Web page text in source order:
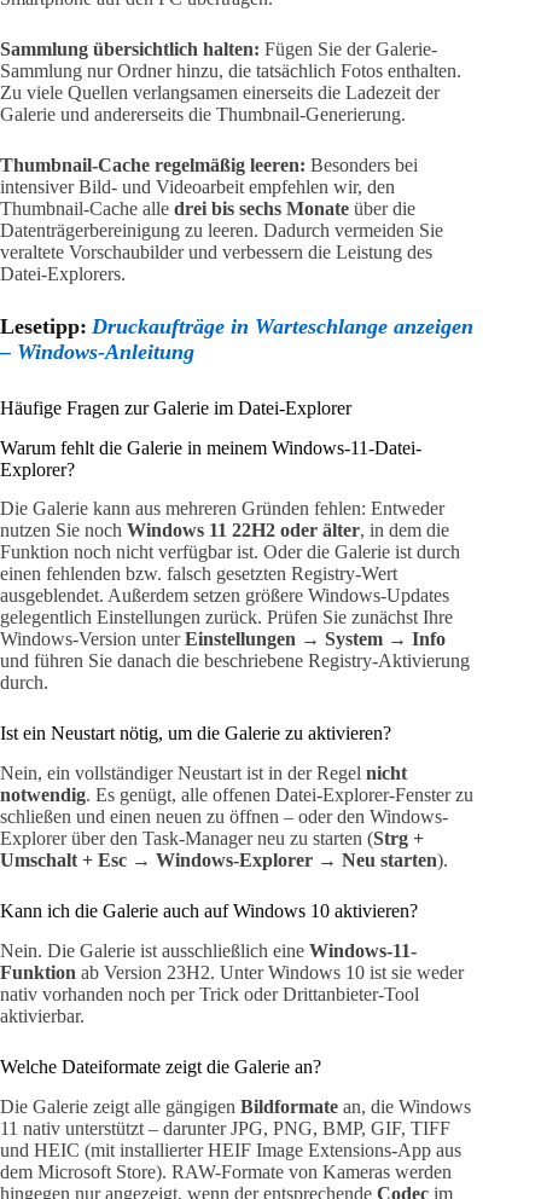
Sammlung übersichtlich halten: Fügen Sie der Galerie-
Sammlung nur Ordner hinzu, die tatsächlich Fotos enthalten.
Zu viele Quellen verlangsamen einerseits die Ladezeit der
Galerie und andererseits die Thumbnail-Generierung.
Thumbnail-Cache regelmäßig leeren: Besonders bei
intensiver Bild- und Videoarbeit empfehlen wir, den
Thumbnail-Cache alle drei bis sechs Monate über die
Datenträgerbereinigung zu leeren. Dadurch vermeiden Sie
veraltete Vorschaubilder und verbessern die Leistung des
Datei-Explorers.
Lesetipp: Druckaufträge in Warteschlange anzeigen
– Windows-Anleitung
Häufige Fragen zur Galerie im Datei-Explorer
Warum fehlt die Galerie in meinem Windows-11-Datei-
Explorer?
Die Galerie kann aus mehreren Gründen fehlen: Entweder
nutzen Sie noch Windows 11 22H2 oder älter, in dem die
Funktion noch nicht verfügbar ist. Oder die Galerie ist durch
einen fehlenden bzw. falsch gesetzten Registry-Wert
ausgeblendet. Außerdem setzen größere Windows-Updates
gelegentlich Einstellungen zurück. Prüfen Sie zunächst Ihre
Windows-Version unterEinstellungen → System → Info
und führen Sie danach die beschriebene Registry-Aktivierung
durch.
Ist ein Neustart nötig, um die Galerie zu aktivieren?
Nein, ein vollständiger Neustart ist in der Regel nicht
notwendig. Es genügt, alle offenen Datei-Explorer-Fenster zu
schließen und einen neuen zu öffnen – oder den Windows-
Explorer über den Task-Manager neu zu starten (Strg +
Umschalt + Esc → Windows-Explorer → Neu starten).
Kann ich die Galerie auch auf Windows 10 aktivieren?
Nein. Die Galerie ist ausschließlich eine Windows-11-
Funktion ab Version 23H2. Unter Windows 10 ist sie weder
nativ vorhanden noch per Trick oder Drittanbieter-Tool
aktivierbar.
Welche Dateiformate zeigt die Galerie an?
Die Galerie zeigt alle gängigen Bildformate an, die Windows
11 nativ unterstützt – darunter JPG, PNG, BMP, GIF, TIFF
und HEIC (mit installierter HEIF Image Extensions-App aus
dem Microsoft Store). RAW-Formate von Kameras werden
hingegen nur angezeigt, wenn der entsprechende Codec im